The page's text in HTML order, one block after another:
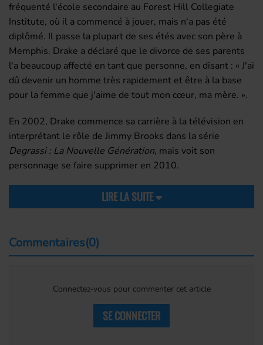
fréquenté l'école secondaire au Forest Hill Collegiate
Institute, où il a commencé à jouer, mais n'a pas été
diplômé. Il passe la plupart de ses étés avec son père à
Memphis. Drake a déclaré que le divorce de ses parents
l'a beaucoup affecté en tant que personne, en disant : « J'ai
dû devenir un homme très rapidement et être à la base
pour la femme que j'aime de tout mon cœur, ma mère. ».
En 2002, Drake commence sa carrière à la télévision en
interprétant le rôle de Jimmy Brooks dans la série
Degrassi : La Nouvelle Génération, mais voit son
personnage se faire supprimer en 2010.
LIRE LA SUITE
Commentaires(0)
Connectez-vous pour commenter cet article
SE CONNECTER